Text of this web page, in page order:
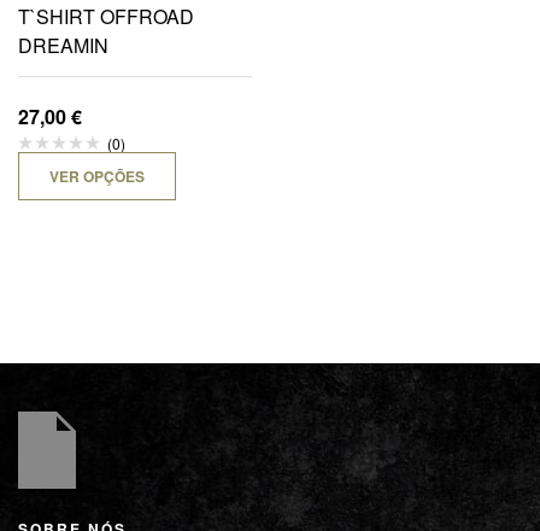
T`SHIRT OFFROAD
DREAMIN
27,00€
(0)
VER OPÇÕES